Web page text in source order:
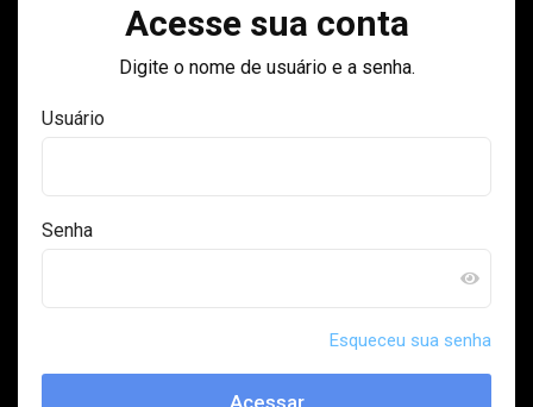
Acesse sua conta
Digite o nome de usuário e a senha.
Usuário
Senha
Esqueceu sua senha
Acessar